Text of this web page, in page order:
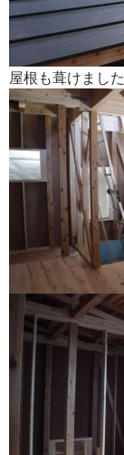
屋根も葺けました